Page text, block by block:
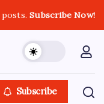
posts.Subscribe Now!
Subscribe